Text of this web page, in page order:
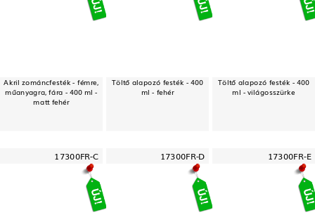
Akril zománcfesték - fémre,
műanyagra, fára - 400 ml -
matt fehér
Töltő alapozó festék - 400
ml - fehér
Töltő alapozó festék - 400
ml - világosszürke
17300FR-C 17300FR-D 17300FR-E